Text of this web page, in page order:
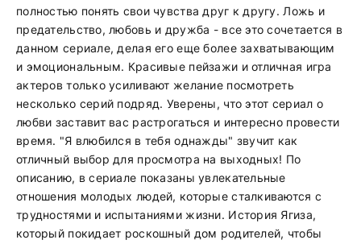
полностью понять свои чувства друг к другу. Ложь и
предательство, любовь и дружба - все это сочетается в
данном сериале, делая его еще более захватывающим
и эмоциональным. Красивые пейзажи и отличная игра
актеров только усиливают желание посмотреть
несколько серий подряд. Уверены, что этот сериал о
любви заставит вас растрогаться и интересно провести
время. "Я влюбился в тебя однажды" звучит как
отличный выбор для просмотра на выходных! По
описанию, в сериале показаны увлекательные
отношения молодых людей, которые сталкиваются с
трудностями и испытаниями жизни. История Ягиза,
который покидает роскошный дом родителей, чтобы